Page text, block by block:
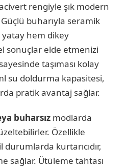
rengiyle şık modern
buharıyla seramik
yatay hem dikey
sonuçlar elde etmenizi
taşıması kolay
su doldurma kapasitesi,
pratik avantaj sağlar.
buharsız modlarda
Özellikle
kurtarıcıdır,
sağlar. Ütüleme tahtası